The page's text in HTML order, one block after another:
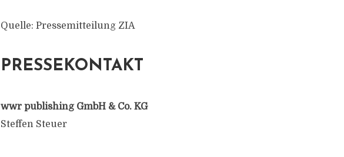
Quelle: Pressemitteilung ZIA
PRESSEKONTAKT
wwr publishing GmbH & Co. KG
Steffen Steuer